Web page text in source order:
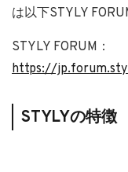
は以下STYLY
STYLY FORUM：
https://
STYLYの特徴